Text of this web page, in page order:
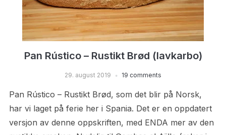
Pan Rústico – Rustikt Brød (lavkarbo)
29. august 2019 19 comments
Pan Rústico – Rustikt Brød, som det blir på Norsk,
har vi laget på ferie her i Spania. Det er en oppdatert
versjon av denne oppskriften, med ENDA mer av den